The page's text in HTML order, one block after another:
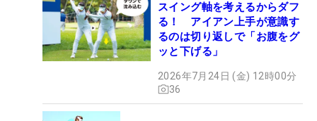
スイング軸を考えるからダフ
る！ アイアン上手が意識す
るのは切り返しで「お腹をグ
ッと下げる」
2026年7月24日 (金) 12時00分
36